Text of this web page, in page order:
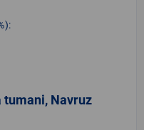
tumani, Navruz